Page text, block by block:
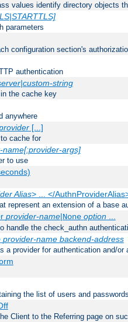
values identify directory objects
parameters
configuration section's
authentication
string
the cache key
anywhere
[...]
cache for
name[:provider-args]
to use
Alias> ... </
represent an extension of a base
provider-name|None option...
handle the check_authn
provider-name backend-address
a provider for authentication and/or
the list of users and
Client to the Referring page on